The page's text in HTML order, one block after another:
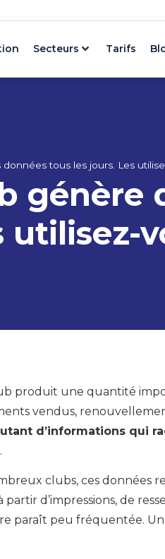
Secteurs Tarifs
tous les jours. Les
génère
utilisez-
produit une quantité
vendus,
d’informations qui
.
clubs, ces données
partir d’impressions, de
paraît peu fréquentée.